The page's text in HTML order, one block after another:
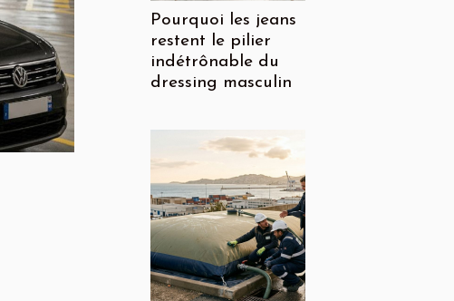
Pourquoi les jeans
restent le pilier
indétrônable du
dressing masculin